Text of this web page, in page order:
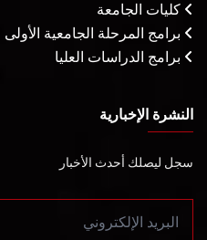
كليات الجامعة
برامج المرحلة الجامعية الأولى
برامج الدراسات العليا
النشرة الإخبارية
سجل ليصلك أحدث الأخبار